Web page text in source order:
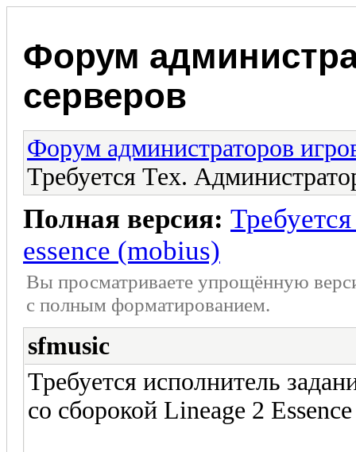
Форум
серверов
Форум администраторов
Требуется Тех.
Полная версия:
essence (mobius)
Вы просматриваете упрощённую
с полным форматированием.
sfmusic
Требуется исполнитель
со сборокой Lineage 2